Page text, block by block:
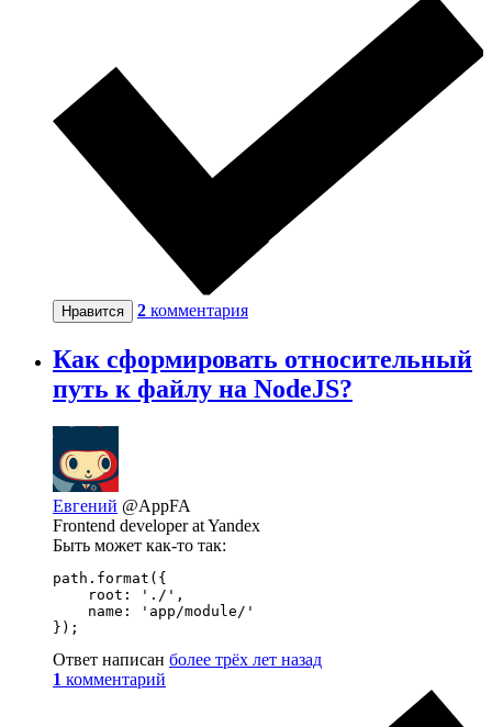
Нравится 2 комментария
Как сформировать относительный
путь к файлу на NodeJS?
Евгений @AppFA
Frontend developer at Yandex
Быть может как-то так:
path.format({
    root: './',
    name: 'app/module/'
});
Ответ написан более трёх лет назад
1 комментарий